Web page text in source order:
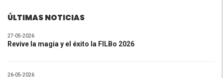
ÚLTIMAS NOTICIAS
27-05-2026
Revive la magia y el éxito la FILBo 2026
26-05-2026